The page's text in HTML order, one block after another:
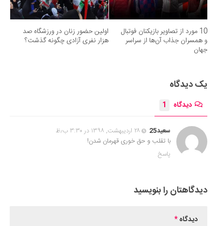
10 مورد از تصاویر بازیکنان فوتبال
و همسران جذاب آن‌ها از سراسر
جهان
اولین حضور زنان در ورزشگاه صد
هزار نفری آزادی چگونه گذشت؟
یک دیدگاه
دیدگاه 1
سعید25
۲۸ اردیبهشت, ۱۳۹۸ در ۳:۳۰ ب٫ظ
با تقلب و حق خوری قهرمان شدن!
پاسخ
دیدگاهتان را بنویسید
دیدگاه*